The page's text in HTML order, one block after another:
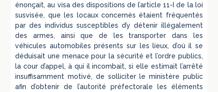
énonçait, au visa des dispositions de l’article 11-I de la loi
susvisée, que les locaux concernés étaient fréquentés
par des individus susceptibles d’y détenir illégalement
des armes, ainsi que de les transporter dans les
véhicules automobiles présents sur les lieux, d’où il se
déduisait une menace pour la sécurité et l’ordre publics,
la cour d’appel, à qui il incombait, si elle estimait l’arrêté
insuffisamment motivé, de solliciter le ministère public
afin d’obtenir de l’autorité préfectorale les éléments